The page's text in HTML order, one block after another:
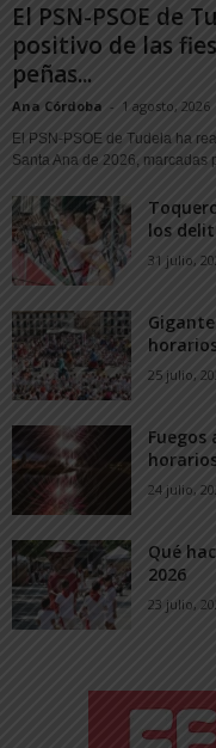
El PSN-PSOE de
positivo de las
peñas...
Ana Córdoba - 1 agosto, 2026
El PSN-PSOE de Tudela ha
Santa Ana de 2026,
los
31 julio,
25 julio,
Fuegos
24 julio,
Qué
2026
23 julio,